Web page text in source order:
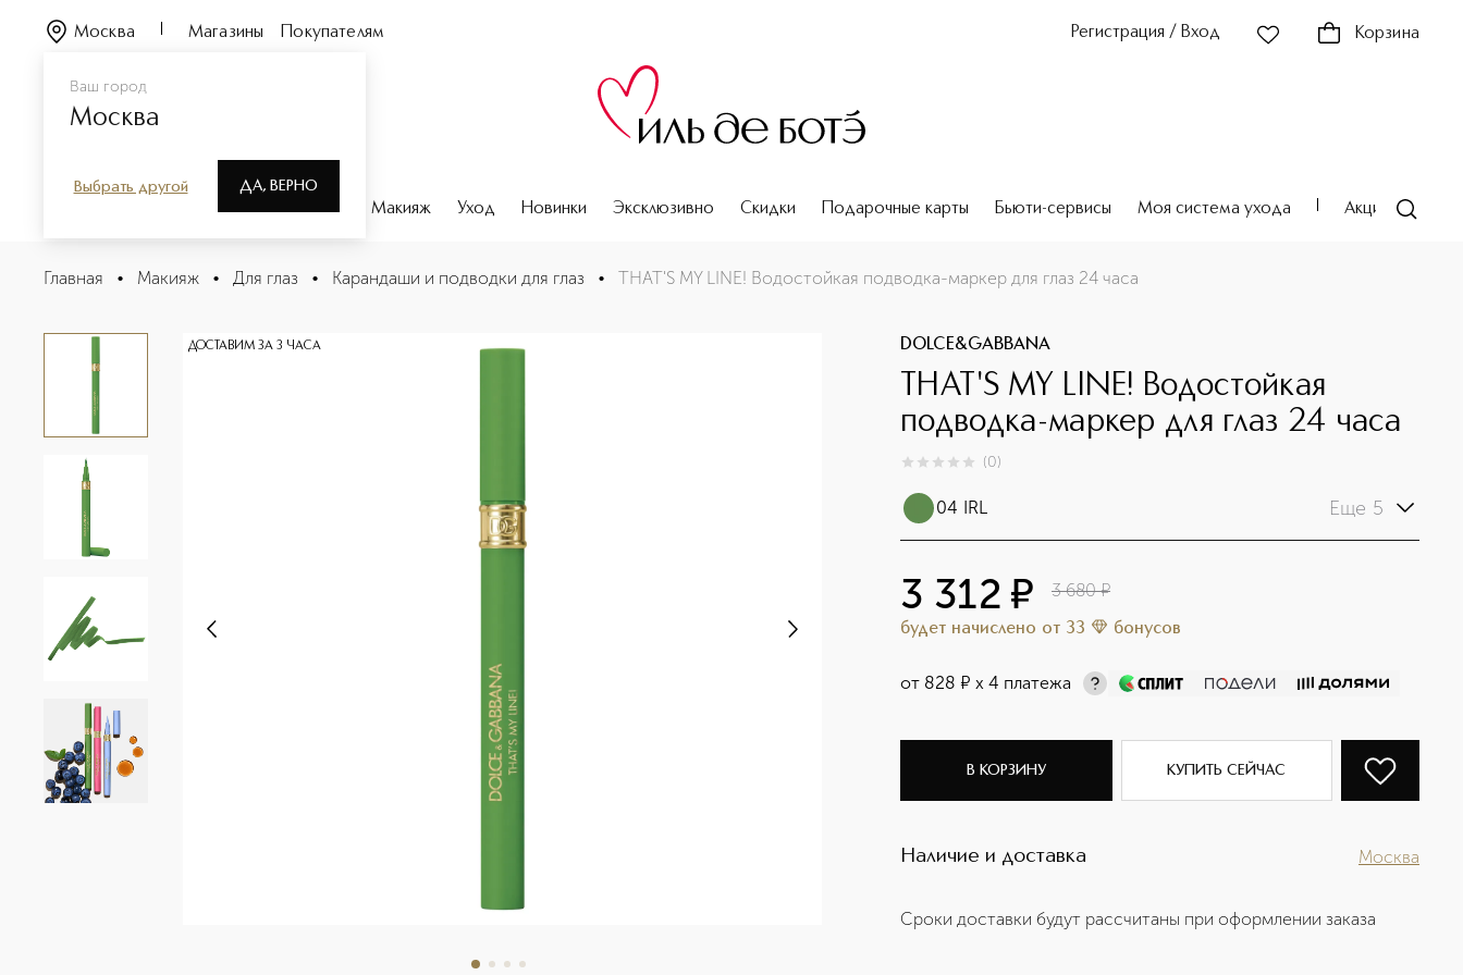
Ваш город
Москва
Выбрать другой ДА, ВЕРНО
Москва Магазины Покупателям Регистрация / Вход Корзина
Парфюмерия Макияж Уход Новинки Эксклюзивно Скидки Подарочные карты Бьюти-сервисы Моя система ухода Акции
THAT'S MY LINE! Водостойкая подводка-маркер для глаз 24 часа
Описание
Главная • Макияж • Для глаз • Карандаши и подводки для глаз • THAT'S MY LINE! Водостойкая подводка-маркер для глаз 24 часа
ДОСТАВИМ ЗА 3 ЧАСА DOLCE&GABBANA
THAT'S MY LINE! Водостойкая
подводка-маркер для глаз 24 часа
0из 0 (0)
04 IRL Еще 5
3 312 ¤ 3 680 ¤
будет начислено от 33 бонусов
от 828 ¤ х 4 платежа
В КОРЗИНУ КУПИТЬ СЕЙЧАС
Наличие и доставка Москва
Сроки доставки будут рассчитаны при оформлении заказа